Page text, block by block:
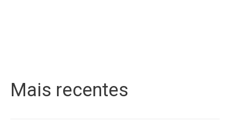
Mais recentes